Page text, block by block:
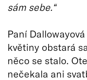
sám sebe.“
Paní
květiny obstará
něco se stalo.
nečekala ani